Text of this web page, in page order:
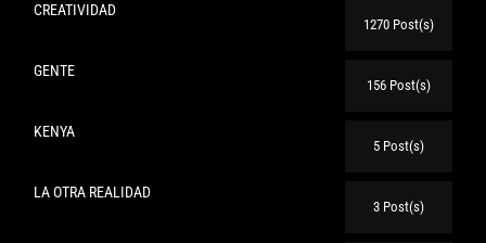
CREATIVIDAD
1270 Post(s)
GENTE
156 Post(s)
KENYA
5 Post(s)
LA OTRA REALIDAD
3 Post(s)